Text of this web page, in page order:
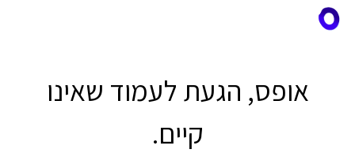
אופס, הגעת לעמוד שאינו
קיים.